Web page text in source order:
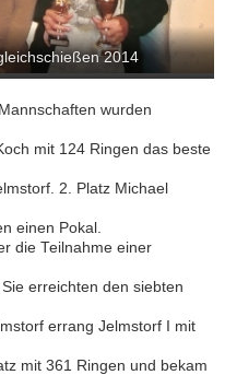
2014
wurden
mit 124 Ringen das beste
2. Platz Michael
einen Pokal.
die Teilnahme einer
erreichten den siebten
errang Jelmstorf I mit
mit 361 Ringen und bekam